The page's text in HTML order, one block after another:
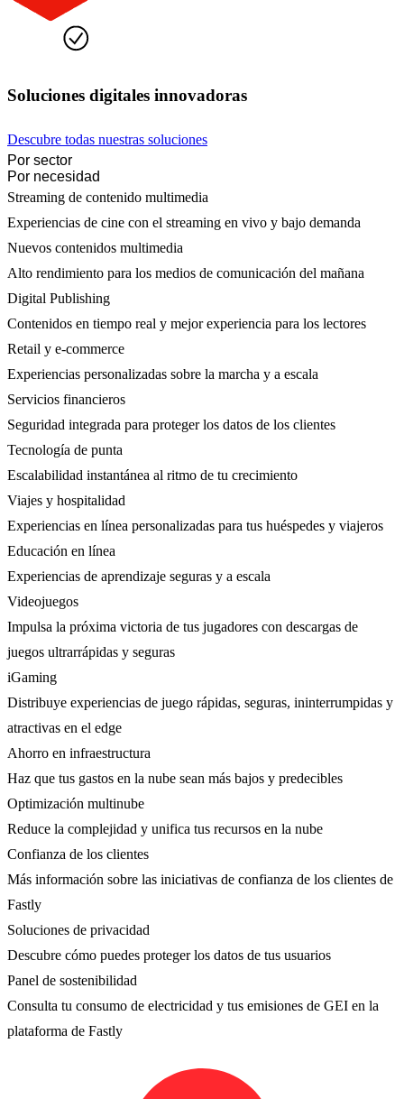
Soluciones digitales innovadoras
Descubre todas nuestras soluciones
Por sector
Por necesidad
Streaming de contenido multimedia
Experiencias de cine con el streaming en vivo y bajo demanda
Nuevos contenidos multimedia
Alto rendimiento para los medios de comunicación del mañana
Digital Publishing
Contenidos en tiempo real y mejor experiencia para los lectores
Retail y e-commerce
Experiencias personalizadas sobre la marcha y a escala
Servicios financieros
Seguridad integrada para proteger los datos de los clientes
Tecnología de punta
Escalabilidad instantánea al ritmo de tu crecimiento
Viajes y hospitalidad
Experiencias en línea personalizadas para tus huéspedes y viajeros
Educación en línea
Experiencias de aprendizaje seguras y a escala
Videojuegos
Impulsa la próxima victoria de tus jugadores con descargas de
juegos ultrarrápidas y seguras
iGaming
Distribuye experiencias de juego rápidas, seguras, ininterrumpidas y
atractivas en el edge
Ahorro en infraestructura
Haz que tus gastos en la nube sean más bajos y predecibles
Optimización multinube
Reduce la complejidad y unifica tus recursos en la nube
Confianza de los clientes
Más información sobre las iniciativas de confianza de los clientes de
Fastly
Soluciones de privacidad
Descubre cómo puedes proteger los datos de tus usuarios
Panel de sostenibilidad
Consulta tu consumo de electricidad y tus emisiones de GEI en la
plataforma de Fastly